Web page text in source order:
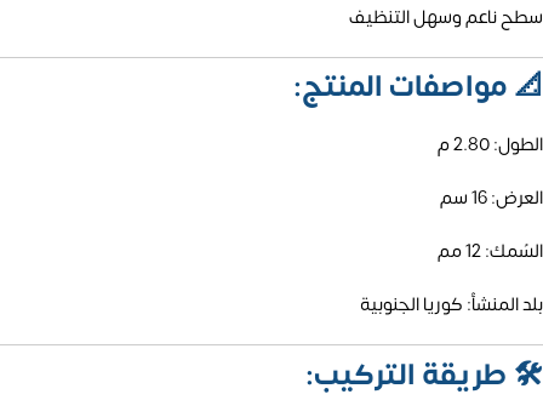
سطح ناعم وسهل التنظيف
📐مواصفات المنتج:
الطول: 2.80 م
العرض: 16 سم
السُمك: 12 مم
بلد المنشأ: كوريا الجنوبية
🛠️ طريقة التركيب: